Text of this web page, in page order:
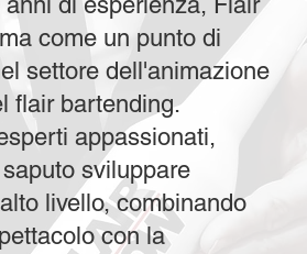
come un punto di
settore dell'animazione
flair bartending.
appassionati,
sviluppare
livello, combinando
con la